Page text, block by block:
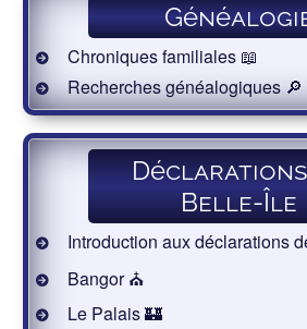
Chroniques familiales 📖
Recherches généalogiques 🔎
Belle-Île
Introduction aux déclarations
Bangor ⛪️
Le Palais 🏰